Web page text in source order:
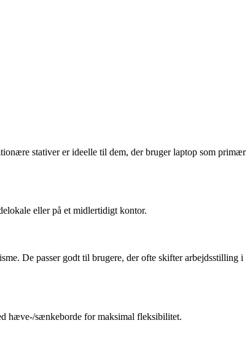
stativer er ideelle til dem, der bruger laptop som primær
eller på et midlertidigt kontor.
De passer godt til brugere, der ofte skifter arbejdsstilling i
hæve-/sænkeborde for maksimal fleksibilitet.